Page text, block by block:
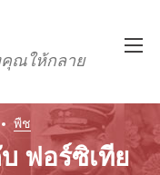
คุณให้กลาย
พืช
ฟอร์ซิเทีย